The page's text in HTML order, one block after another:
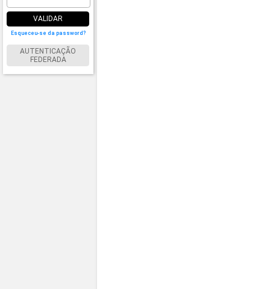
VALIDAR
Esqueceu-se da password?
AUTENTICAÇÃO
FEDERADA